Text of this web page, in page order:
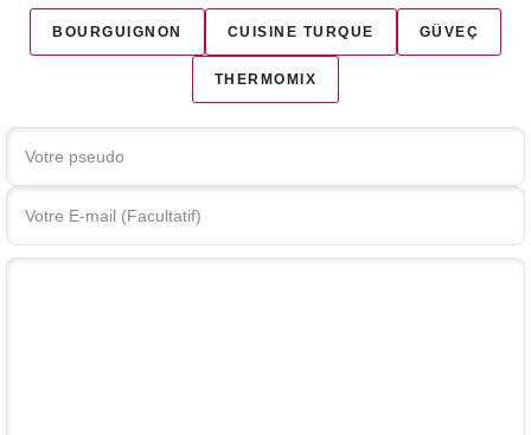
BOURGUIGNON CUISINE TURQUE GÜVEÇ
THERMOMIX
Votre commentaire